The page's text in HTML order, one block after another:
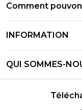
Comment
Suivre et
Options de
Politique de
INFORMATION
Solde de la carte
QUI SOMMES-
Déclaration sur